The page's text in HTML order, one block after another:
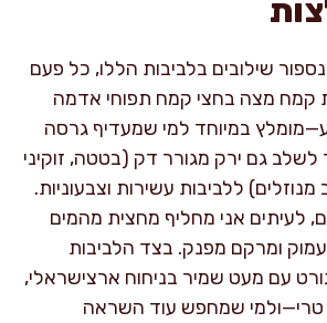
שילובים בלביבות הללו, כל פעם
מצה בחצי קמח תפוחי אדמה
במיוחד למי שמעדיף גרסה
גם ירק מגורר דק (בטטה, זוקיני
ללביבות עשירות וצבעוניות.
לעיתים אני מחליף מחצית מהמים
ומרקם מפנק. בצד הלביבות
עם מעט שמיר בניחוח ארצישראלי,
טרי—ולמי שמחפש עוד השראה